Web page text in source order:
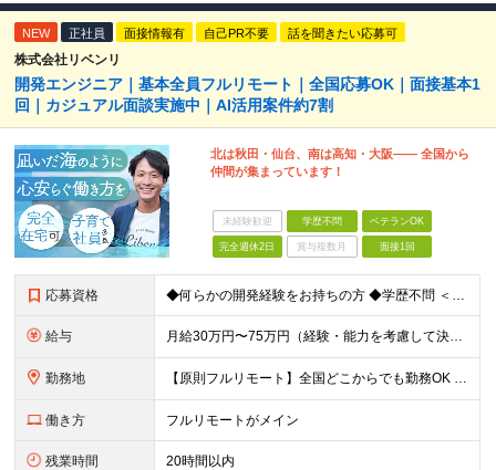
NEW 正社員 面接情報有 自己PR不要 話を聞きたい応募可
株式会社リベンリ
開発エンジニア｜基本全員フルリモート｜全国応募OK｜面接基本1
回｜カジュアル面談実施中｜AI活用案件約7割
北は秋田・仙台、南は高知・大阪—— 全国から
仲間が集まっています！
未経験歓迎 学歴不問 ベテランOK
完全週休2日 賞与複数月 面接1回
応募資格 ◆何らかの開発経験をお持ちの方 ◆学歴不問 ＜特に歓迎する方＞ ◎リーダー経験・PM経験のある方（優遇します） ◎フルリモートでも自律的に動ける方 ◎自社サービスや受託開発にゆくゆく携わりたい方 ◎
給与 月給30万円〜75万円（経験・能力を考慮して決定） ※固定残業代20時間分（4.0〜10.2万円）含む／超過分は全額支給 ※経験・スキルを考慮のうえ決定いたします ※6ヶ月の試用期間あり。期間中の待遇
勤務地 【原則フルリモート】全国どこからでも勤務OK ※希望に応じてオフィス勤務も可能 ■本社（湘南本社） 神奈川県藤沢市辻堂神台2-2-1 アイクロス湘南8階 └JR東海道線「辻堂駅」徒歩3分 ■東北支
働き方 フルリモートがメイン
残業時間 20時間以内